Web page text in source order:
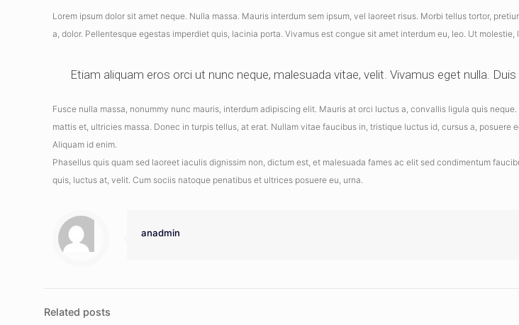
Lorem ipsum dolor sit amet neque. Nulla massa. Mauris interdum sem ipsum, vel laoreet risus. Morbi tellus tortor,
a, dolor. Pellentesque egestas imperdiet quis, lacinia porta. Vivamus est congue sit amet interdum eu, leo. Ut
Etiam aliquam eros orci ut nunc neque, malesuada vitae, velit. Vivamus eget nulla.
Fusce nulla massa, nonummy nunc mauris, interdum adipiscing elit. Mauris at orci luctus a, convallis ligula quis
mattis et, ultricies massa. Donec in turpis tellus, at erat. Nullam vitae faucibus in, tristique luctus id, cursus a,
Aliquam id enim.
Phasellus quis quam sed laoreet iaculis dignissim non, dictum est, et malesuada fames ac elit sed condimentum
quis, luctus at, velit. Cum sociis natoque penatibus et ultrices posuere eu, urna.
anadmin
Related posts